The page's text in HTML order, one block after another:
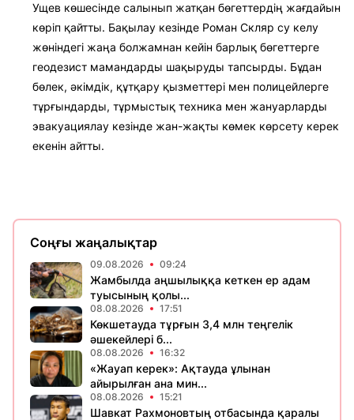
Ущев көшесінде салынып жатқан бөгеттердің жағдайын
көріп қайтты. Бақылау кезінде Роман Скляр су келу
жөніндегі жаңа болжамнан кейін барлық бөгеттерге
геодезист мамандарды шақыруды тапсырды. Бұдан
бөлек, әкімдік, құтқару қызметтері мен полицейлерге
тұрғындарды, тұрмыстық техника мен жануарларды
эвакуациялау кезінде жан-жақты көмек көрсету керек
екенін айтты.
Соңғы жаңалықтар
09.08.2026 09:24
Жамбылда аңшылыққа кеткен ер адам
туысының қолы...
08.08.2026 17:51
Көкшетауда тұрғын 3,4 млн теңгелік
әшекейлері б...
08.08.2026 16:32
«Жауап керек»: Ақтауда ұлынан
айырылған ана мин...
08.08.2026 15:21
Шавкат Рахмоновтың отбасында қаралы